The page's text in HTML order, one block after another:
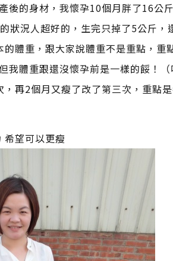
後的身材，我懷孕10個月胖了16公
狀況人超好的，生完只掉了5公斤
體重，跟大家說體重不是重點，重
我體重跟還沒懷孕前是一樣的餒！
再2個月又瘦了改了第三次，重點
希望可以更瘦